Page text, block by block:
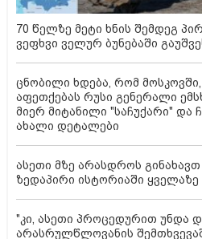
70 წელზე მეტი ხნის შემდეგ
ვეფხვი ველურ ბუნებაში
ცნობილი ხდება, რომ
აფეთქებას რუსი გენერალი
მიერ მიტანილი "საჩუქარი" და
ახალი დეტალები
ასეთი მზე არასდროს გინახავთ
ზედაპირი ისტორიაში
"კი, ასეთი პროცედურით უნდა
არასრულწლოვანის